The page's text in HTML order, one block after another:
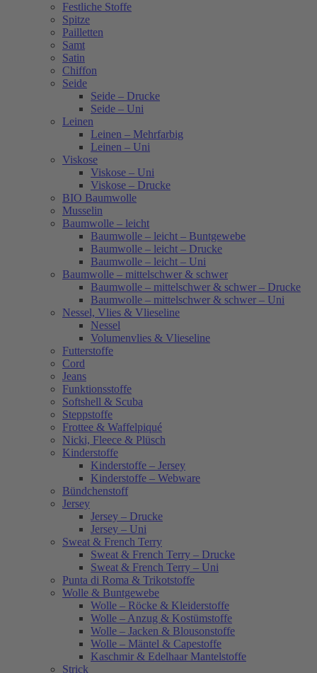
Festliche Stoffe
Spitze
Pailletten
Samt
Satin
Chiffon
Seide
Seide – Drucke
Seide – Uni
Leinen
Leinen – Mehrfarbig
Leinen – Uni
Viskose
Viskose – Uni
Viskose – Drucke
BIO Baumwolle
Musselin
Baumwolle – leicht
Baumwolle – leicht – Buntgewebe
Baumwolle – leicht – Drucke
Baumwolle – leicht – Uni
Baumwolle – mittelschwer & schwer
Baumwolle – mittelschwer & schwer – Drucke
Baumwolle – mittelschwer & schwer – Uni
Nessel, Vlies & Vlieseline
Nessel
Volumenvlies & Vlieseline
Futterstoffe
Cord
Jeans
Funktionsstoffe
Softshell & Scuba
Steppstoffe
Frottee & Waffelpiqué
Nicki, Fleece & Plüsch
Kinderstoffe
Kinderstoffe – Jersey
Kinderstoffe – Webware
Bündchenstoff
Jersey
Jersey – Drucke
Jersey – Uni
Sweat & French Terry
Sweat & French Terry – Drucke
Sweat & French Terry – Uni
Punta di Roma & Trikotstoffe
Wolle & Buntgewebe
Wolle – Röcke & Kleiderstoffe
Wolle – Anzug & Kostümstoffe
Wolle – Jacken & Blousonstoffe
Wolle – Mäntel & Capestoffe
Kaschmir & Edelhaar Mantelstoffe
Strick